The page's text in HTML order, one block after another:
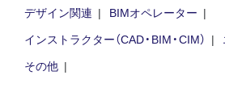
デザイン関連
BIMオペレーター
インストラクター（CAD・BIM・CIM）
その他